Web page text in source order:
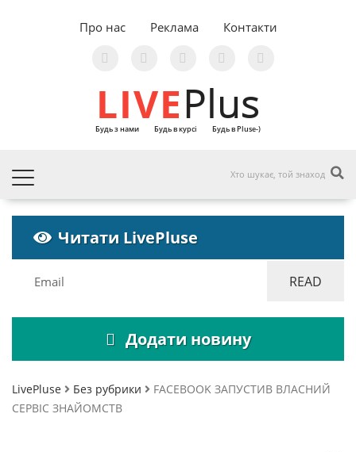
Про нас Реклама Контакти
LIVEPlus
Будь з нами Будь в курсі Будь в Pluse-)
Читати LivePluse
Додати новину
LivePluse Без рубрики
FACEBOOK ЗАПУСТИВ ВЛАСНИЙ
СЕРВІС ЗНАЙОМСТВ